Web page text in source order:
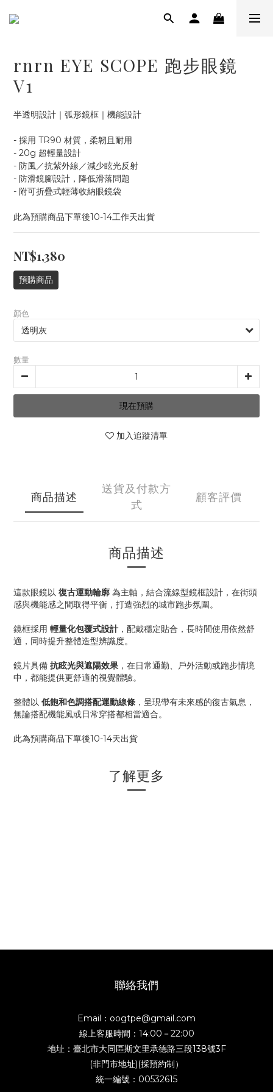
rnrn EYE SCOPE 跑步眼鏡
V1
半透明設計｜弧形鏡框｜機能設計
- 採用 TR90 材質，柔韌且耐用
- 20g 超輕量設計
- 防風／抗紫外線／減少眩光反射
- 防滑鏡腳設計，降低滑落問題
- 附可折疊式輕薄收納眼鏡袋
此為預購商品下單後10-14工作天出貨
NT$1,380
預購商品
顏色
數量
現在預購
加入追蹤清單
商品描述
送貨及付款方
式
顧客評價
商品描述
這款眼鏡以 復古運動輪廓 為主軸，結合流線型鏡框設計，在街頭
感與機能感之間取得平衡，打造強烈的城市跑步氛圍。
鏡框採用 輕量化包覆式設計 ，配戴穩定貼合，長時間使用依然舒
適，同時提升整體造型辨識度。
鏡片具備 抗眩光與遮陽效果 ，在日常通勤、戶外活動或跑步情境
中，都能提供更舒適的視覺體驗。
整體以 低飽和色調搭配運動線條 ，呈現帶有未來感的復古氣息，
無論搭配機能風或日常穿搭都相當適合。
此為預購商品下單後10-14天出貨
了解更多
聯絡我們
Email：oogtpe@gmail.com
線上客服時間：14:00－22:00
地址：臺北市大同區斯文里承德路三段138號3F
(非門市地址)(採預約制）
統一編號：00532615